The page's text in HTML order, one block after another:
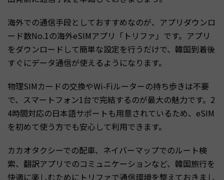
海外での通信手段としておすすめなのが、アプリダウンロ
ード数No.1の海外eSIMアプリ「トリファ」です。アプリ
をダウンロードして簡単な設定を行うだけで、韓国到着後
すぐにデータ通信が使えるようになります。
物理SIMカードの交換やWi-Fiルーターの持ち歩きは不要
で、スマートフォン1台で完結するのが最大の魅力です。2
4時間対応の日本語サポートも用意されているため、eSIM
を初めて使う方でも安心して利用できます。
カカオタクシーでの配車、ネイバーマップでのルート検
索、翻訳アプリでのコミュニケーションなど、韓国旅行を
快適に楽しむためにトリファで通信環境を整えておきまし